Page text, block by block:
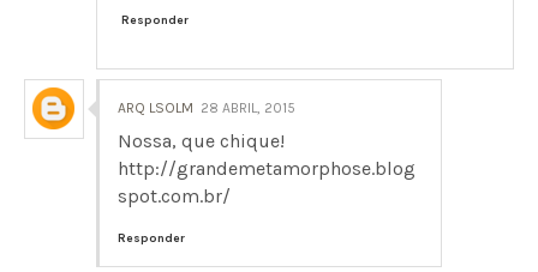
Responder
ARQ LSOLM 28 ABRIL, 2015
Nossa, que chique!
http://grandemetamorphose.blog
spot.com.br/
Responder